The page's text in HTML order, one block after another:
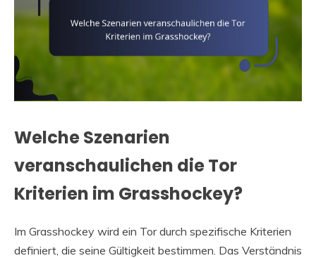
Welche Szenarien
veranschaulichen die Tor
Kriterien im Grasshockey?
Im Grasshockey wird ein Tor durch spezifische Kriterien
definiert, die seine Gültigkeit bestimmen. Das Verständnis